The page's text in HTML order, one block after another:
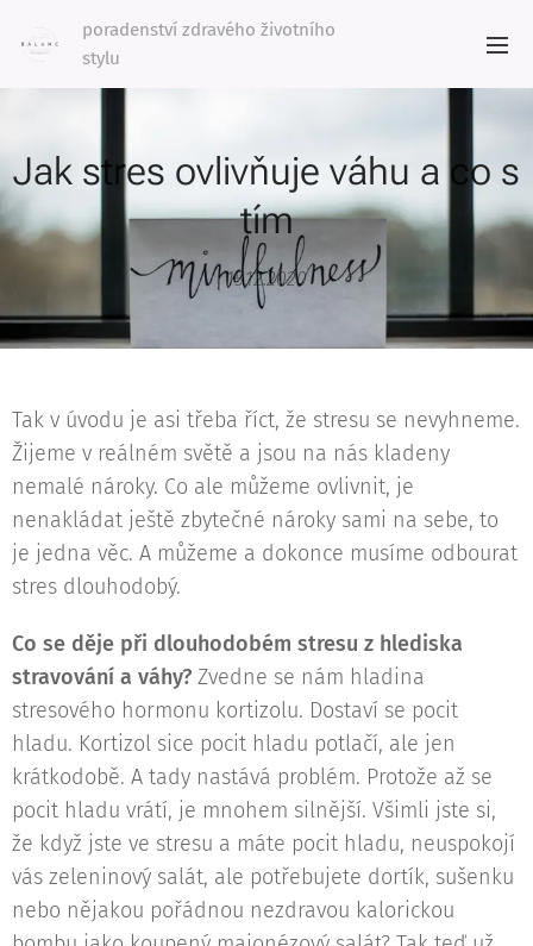
poradenství zdravého životního
stylu
Jak stres ovlivňuje váhu a co s
tím
15.12.2020
Tak v úvodu je asi třeba říct, že stresu se nevyhneme.
Žijeme v reálném světě a jsou na nás kladeny
nemalé nároky. Co ale můžeme ovlivnit, je
nenakládat ještě zbytečné nároky sami na sebe, to
je jedna věc. A můžeme a dokonce musíme odbourat
stres dlouhodobý.
Co se děje při dlouhodobém stresu z hlediska
stravování a váhy? Zvedne se nám hladina
stresového hormonu kortizolu. Dostaví se pocit
hladu. Kortizol sice pocit hladu potlačí, ale jen
krátkodobě. A tady nastává problém. Protože až se
pocit hladu vrátí, je mnohem silnější. Všimli jste si,
že když jste ve stresu a máte pocit hladu, neuspokojí
vás zeleninový salát, ale potřebujete dortík, sušenku
nebo nějakou pořádnou nezdravou kalorickou